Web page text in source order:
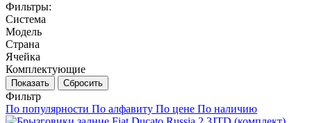
Фильтры:
Система
Модель
Страна
Ячейка
Комплектующие
Показать Сбросить
Фильтр
По популярности По алфавиту По цене По наличию